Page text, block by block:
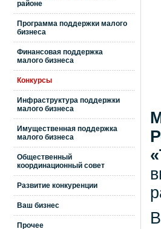
районе
Программа поддержки малого
бизнеса
Финансовая поддержка
малого бизнеса
Конкурсы
Инфраструктура поддержки
малого бизнеса
Имущественная поддержка
малого бизнеса
Общественный
координационный совет
Развитие конкуренции
Ваш бизнес
Прочее